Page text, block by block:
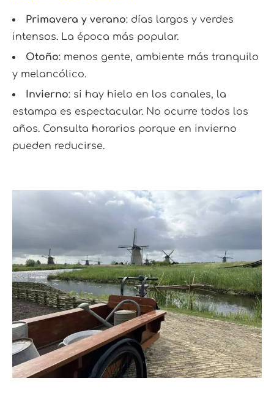
Primavera y verano: días largos y verdes
intensos. La época más popular.
Otoño: menos gente, ambiente más tranquilo
y melancólico.
Invierno: si hay hielo en los canales, la
estampa es espectacular. No ocurre todos los
años. Consulta horarios porque en invierno
pueden reducirse.